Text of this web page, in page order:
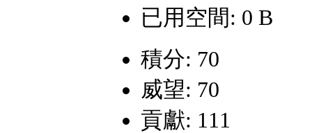
已用空間: 0 B
積分: 70
威望: 70
貢獻: 111